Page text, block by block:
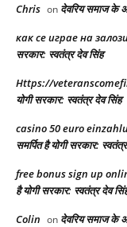
Chris on देवरिय समाज के
как се играе на
सरकार: स्वतंत्र देव सिंह
Https://
योगी सरकार: स्वतंत्र देव सिंह
casino 50 euro
समर्पित है योगी सरकार:
free bonus sign up
है योगी सरकार: स्वतंत्र देव
Colin on देवरिय समाज के